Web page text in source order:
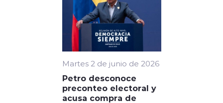
Martes 2 de junio de 2026
Petro desconoce
preconteo electoral y
acusa compra de